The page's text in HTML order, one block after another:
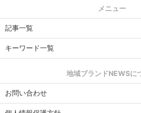
メニュー
記事一覧
キーワード一覧
地域ブランドNEWSに
お問い合わせ